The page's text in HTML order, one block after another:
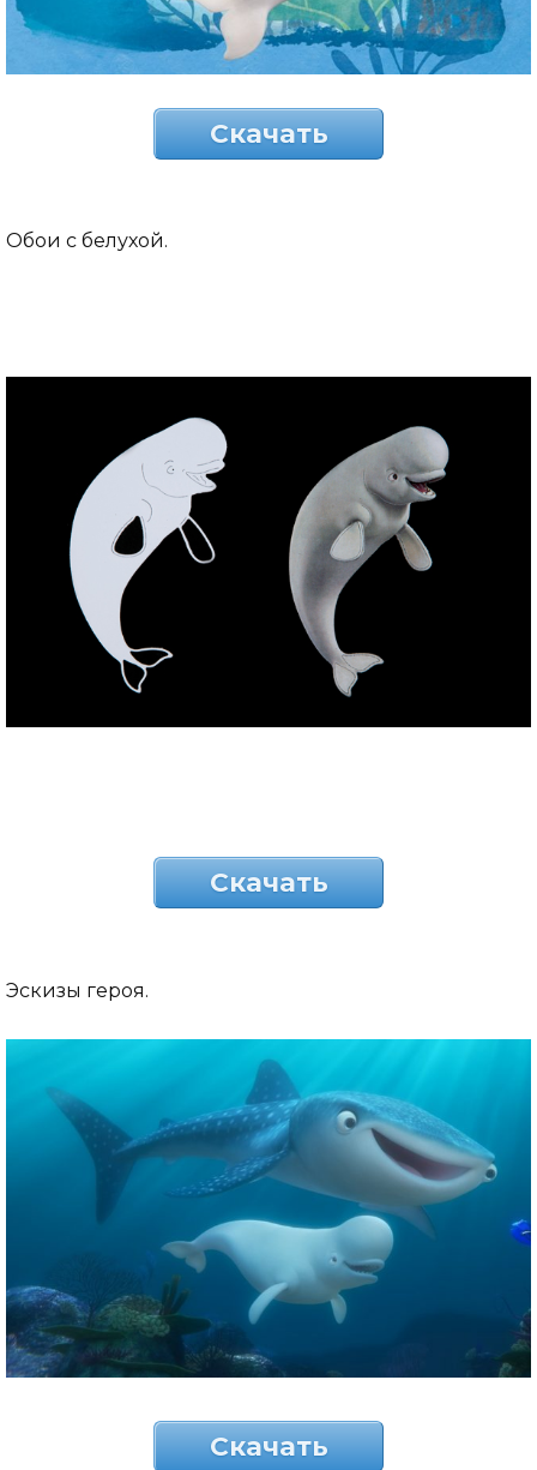
Скачать
Обои с белухой.
Скачать
Эскизы героя.
Скачать